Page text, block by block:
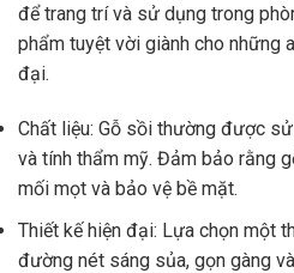
để trang trí và sử dụng trong
phẩm tuyệt vời giành cho những
đại.
Chất liệu: Gỗ sồi thường được
và tính thẩm mỹ. Đảm bảo rằng
mối mọt và bảo vệ bề mặt.
Thiết kế hiện đại: Lựa chọn một
đường nét sáng sủa, gọn gàng